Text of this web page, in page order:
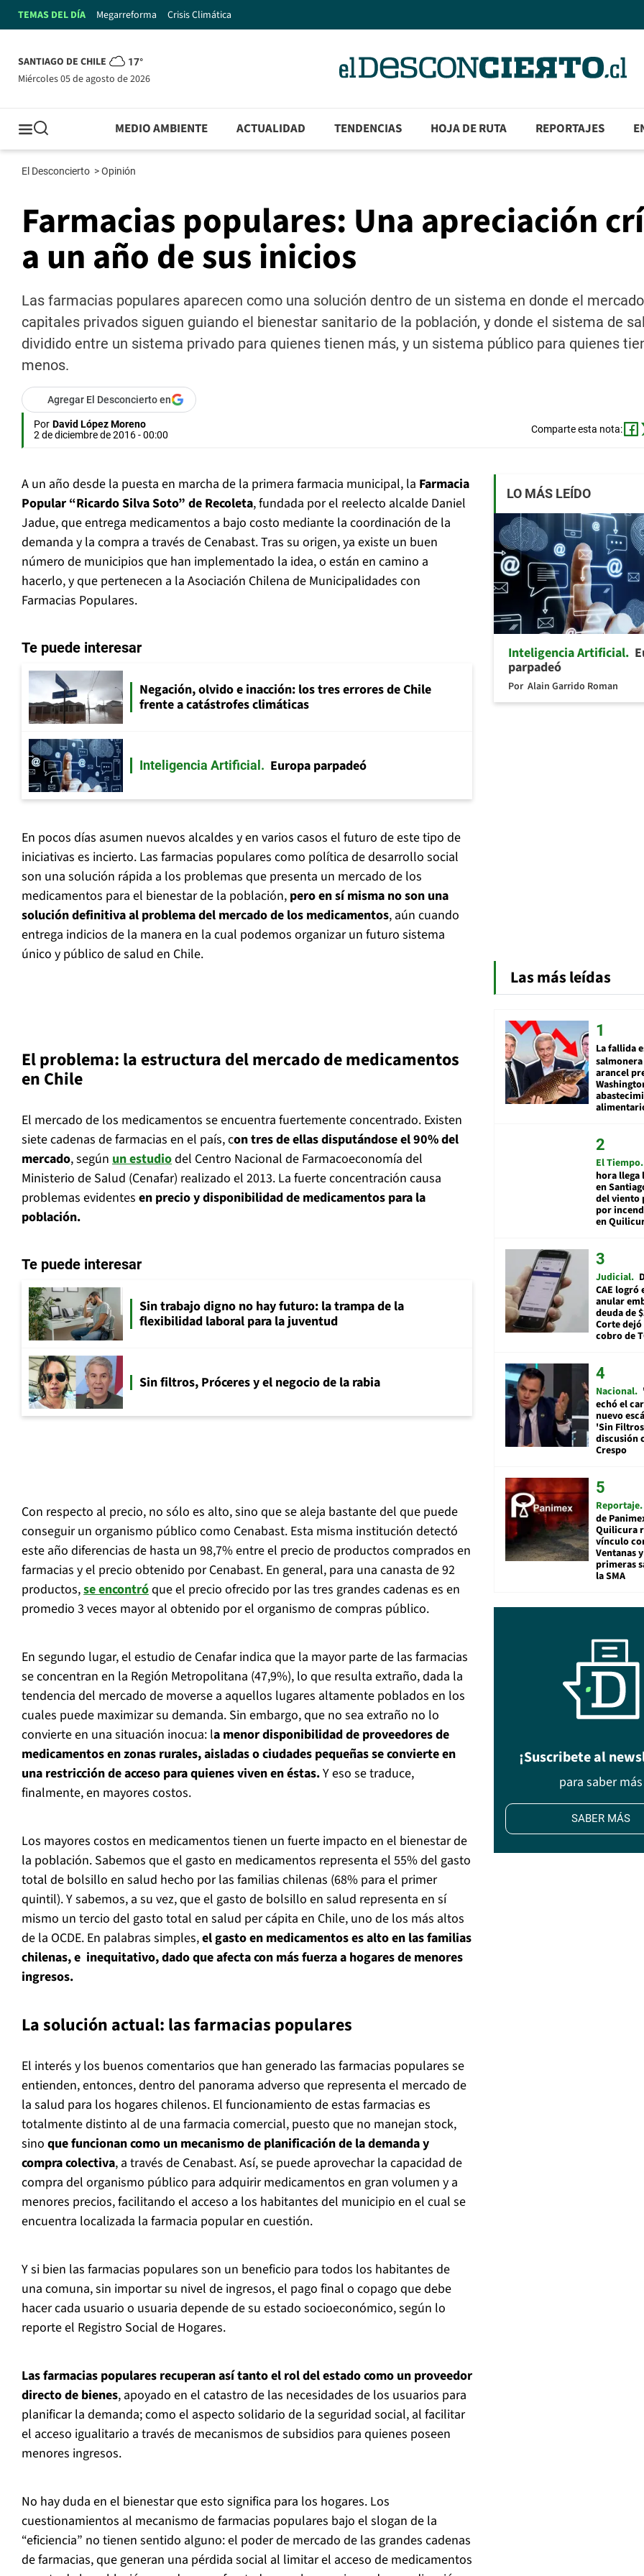
TEMAS DEL DÍA Megarreforma Crisis Climática
SANTIAGO DE CHILE 17°
miércoles 05 de agosto de 2026
MEDIO AMBIENTE ACTUALIDAD TENDENCIAS HOJA DE RUTA REPORTAJES
El Desconcierto >Opinión
Farmacias populares: Una apreciación
a un año de sus inicios
Las farmacias populares aparecen como una solución dentro de un sistema en donde el
capitales privados siguen guiando el bienestar sanitario de la población, y donde el sistema de
dividido entre un sistema privado para quienes tienen más, y un sistema público para quienes
menos.
Agregar El Desconcierto en
Por David López Moreno
2 de diciembre de 2016 - 00:00
Comparte esta nota:
A un año desde la puesta en marcha de la primera farmacia municipal, la Farmacia
Popular “Ricardo Silva Soto” de Recoleta, fundada por el reelecto alcalde Daniel
Jadue, que entrega medicamentos a bajo costo mediante la coordinación de la
demanda y la compra a través de Cenabast. Tras su origen, ya existe un buen
número de municipios que han implementado la idea, o están en camino a
hacerlo, y que pertenecen a la Asociación Chilena de Municipalidades con
Farmacias Populares.
Te puede interesar
Negación, olvido e inacción: los tres errores de Chile
frente a catástrofes climáticas
Inteligencia Artificial Europa parpadeó
En pocos días asumen nuevos alcaldes y en varios casos el futuro de este tipo de
iniciativas es incierto. Las farmacias populares como política de desarrollo social
son una solución rápida a los problemas que presenta un mercado de los
medicamentos para el bienestar de la población, pero en sí misma no son una
solución definitiva al problema del mercado de los medicamentos, aún cuando
entrega indicios de la manera en la cual podemos organizar un futuro sistema
único y público de salud en Chile.
El problema: la estructura del mercado de medicamentos
en Chile
El mercado de los medicamentos se encuentra fuertemente concentrado. Existen
siete cadenas de farmacias en el país, con tres de ellas disputándose el 90% del
mercado, según un estudiodel Centro Nacional de Farmacoeconomía del
Ministerio de Salud (Cenafar) realizado el 2013. La fuerte concentración causa
problemas evidentes en precio y disponibilidad de medicamentos para la
población.
Te puede interesar
Sin trabajo digno no hay futuro: la trampa de la
flexibilidad laboral para la juventud
Sin filtros, Próceres y el negocio de la rabia
Con respecto al precio, no sólo es alto, sino que se aleja bastante del que puede
conseguir un organismo público como Cenabast. Esta misma institución detectó
este año diferencias de hasta un 98,7% entre el precio de productos comprados en
farmacias y el precio obtenido por Cenabast. En general, para una canasta de 92
productos,se encontróque el precio ofrecido por las tres grandes cadenas es en
promedio 3 veces mayor al obtenido por el organismo de compras público.
En segundo lugar, el estudio de Cenafar indica que la mayor parte de las farmacias
se concentran en la Región Metropolitana (47,9%), lo que resulta extraño, dada la
tendencia del mercado de moverse a aquellos lugares altamente poblados en los
cuales puede maximizar su demanda. Sin embargo, que no sea extraño no lo
convierte en una situación inocua: la menor disponibilidad de proveedores de
medicamentos en zonas rurales, aisladas o ciudades pequeñas se convierte en
una restricción de acceso para quienes viven en éstas.Y eso se traduce,
finalmente, en mayores costos.
Los mayores costos en medicamentos tienen un fuerte impacto en el bienestar de
la población. Sabemos que el gasto en medicamentos representa el 55% del gasto
total de bolsillo en salud hecho por las familias chilenas (68% para el primer
quintil). Y sabemos, a su vez, que el gasto de bolsillo en salud representa en sí
mismo un tercio del gasto total en salud per cápita en Chile, uno de los más altos
de la OCDE. En palabras simples,el gasto en medicamentos es alto en las familias
chilenas, e inequitativo, dado que afecta con más fuerza a hogares de menores
ingresos.
La solución actual: las farmacias populares
El interés y los buenos comentarios que han generado las farmacias populares se
entienden, entonces, dentro del panorama adverso que representa el mercado de
la salud para los hogares chilenos. El funcionamiento de estas farmacias es
totalmente distinto al de una farmacia comercial, puesto que no manejan stock,
sino que funcionan como un mecanismo de planificación de la demanda y
compra colectiva, a través de Cenabast. Así, se puede aprovechar la capacidad de
compra del organismo público para adquirir medicamentos en gran volumen y a
menores precios, facilitando el acceso a los habitantes del municipio en el cual se
encuentra localizada la farmacia popular en cuestión.
Y si bien las farmacias populares son un beneficio para todos los habitantes de
una comuna, sin importar su nivel de ingresos, el pago final o copago que debe
hacer cada usuario o usuaria depende de su estado socioeconómico, según lo
reporte el Registro Social de Hogares.
Las farmacias populares recuperan así tanto el rol del estado como un proveedor
directo de bienes, apoyado en el catastro de las necesidades de los usuarios para
planificar la demanda; como el aspecto solidario de la seguridad social, al facilitar
el acceso igualitario a través de mecanismos de subsidios para quienes poseen
menores ingresos.
No hay duda en el bienestar que esto significa para los hogares. Los
cuestionamientos al mecanismo de farmacias populares bajo el slogan de la
“eficiencia” no tienen sentido alguno: el poder de mercado de las grandes cadenas
de farmacias, que generan una pérdida social al limitar el acceso de medicamentos
LO MÁS LEÍDO
Inteligencia Artificial
parpadeó
Por Alain Garrido Roman
Las más leídas
La fallida
arancel
El Tiempo
hora llega
en
del viento
por
en
Judicial
CAE logró
anular
deuda de
Corte
cobro de
Nacional
echó el
nuevo
'Sin
discusión
Crespo
Reportaje
de
Quilicura
vínculo
Ventanas
primeras
la SMA
¡Suscribete al
para saber más
SABER MÁS